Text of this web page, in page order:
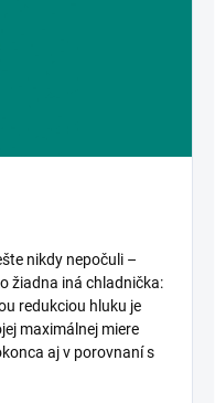
nikdy nepočuli –
žiadna iná chladnička:
redukciou hluku je
maximálnej miere
aj v porovnaní s